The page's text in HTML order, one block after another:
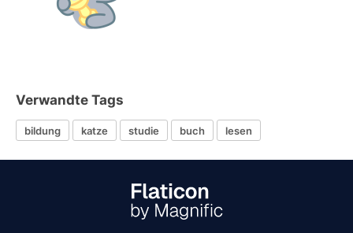
Verwandte Tags
bildung katze studie buch lesen